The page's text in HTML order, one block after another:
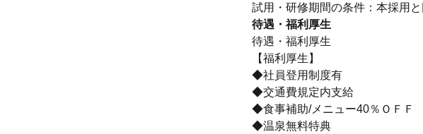
待遇・福利厚生
待遇・福利厚生
【福利厚生】
◆社員登用制度有
◆交通費規定内支給
◆食事補助/メニュー40％ＯＦＦ
◆温泉無料特典